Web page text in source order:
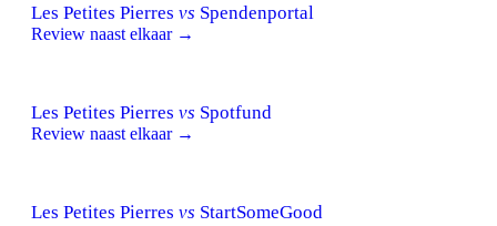
Les Petites Pierres vs Spendenportal
Review naast elkaar →
Les Petites Pierres vs Spotfund
Review naast elkaar →
Les Petites Pierres vs StartSomeGood